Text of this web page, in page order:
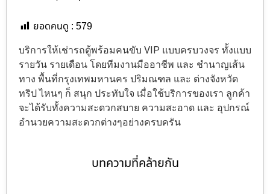
ยอดคนดู : 579
บริการให้เช่ารถตู้พร้อมคนขับ VIP แบบครบวงจร ทั้งแบบ
รายวัน รายเดือน โดยทีมงานมืออาชีพ และ ชำนาญเส้น
ทาง พื้นที่กรุงเทพมหานคร ปริมณฑล และ ต่างจังหวัด
ทริป ไหนๆ ก็ สนุก ประทับใจ เมื่อใช้บริการของเรา ลูกค้า
จะได้รับทั้งความสะดวกสบาย ความสะอาด และ อุปกรณ์
อำนวยความสะดวกต่างๆอย่างครบครัน
บทความที่คล้ายกัน